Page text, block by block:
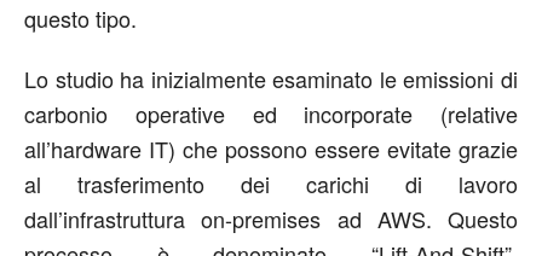
questo tipo.
Lo studio ha inizialmente esaminato le emissioni di
carbonio operative ed incorporate (relative
all’hardware IT) che possono essere evitate grazie
al trasferimento dei carichi di lavoro
dall’infrastruttura on-premises ad AWS. Questo